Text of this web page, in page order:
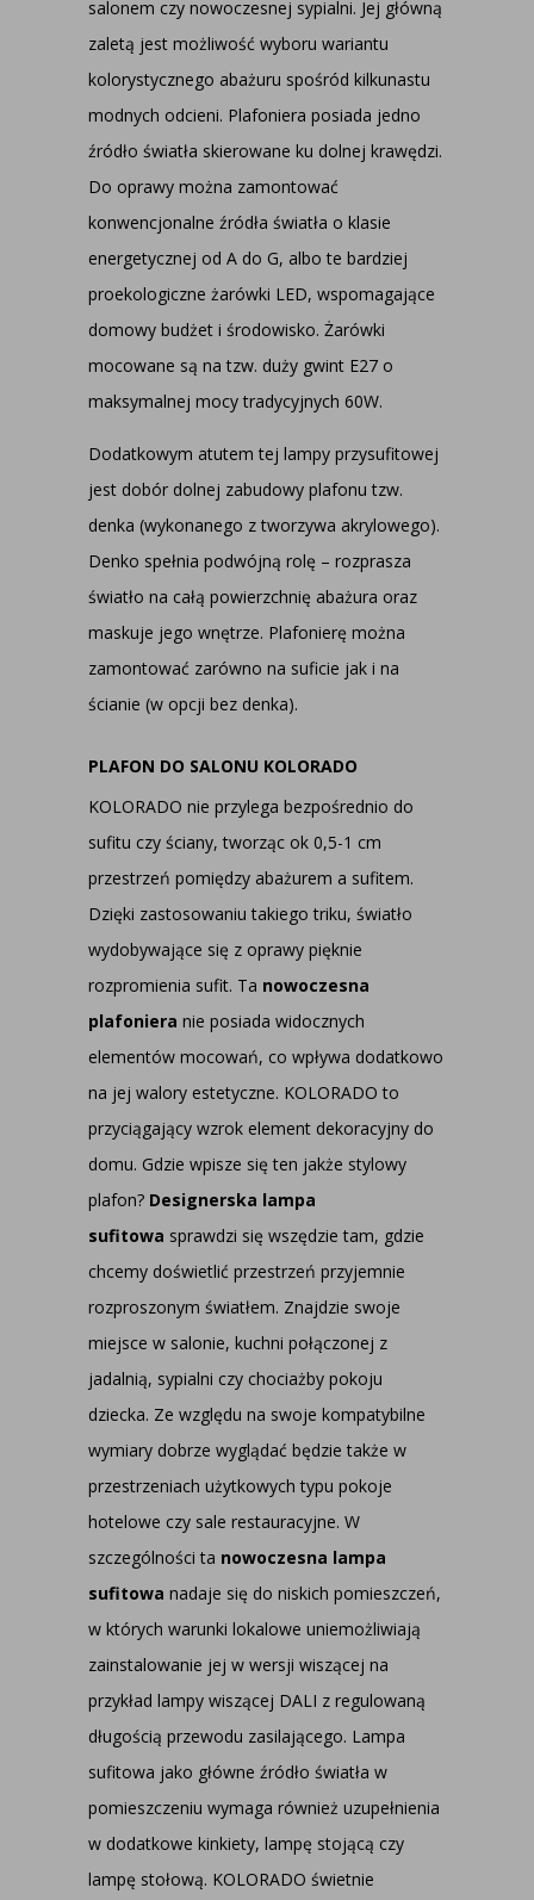
salonem czy nowoczesnej sypialni. Jej główną
zaletą jest możliwość wyboru wariantu
kolorystycznego abażuru spośród kilkunastu
modnych odcieni. Plafoniera posiada jedno
źródło światła skierowane ku dolnej krawędzi.
Do oprawy można zamontować
konwencjonalne źródła światła o klasie
energetycznej od A do G, albo te bardziej
proekologiczne żarówki LED, wspomagające
domowy budżet i środowisko. Żarówki
mocowane są na tzw. duży gwint E27 o
maksymalnej mocy tradycyjnych 60W.
Dodatkowym atutem tej lampy przysufitowej
jest dobór dolnej zabudowy plafonu tzw.
denka (wykonanego z tworzywa akrylowego).
Denko spełnia podwójną rolę – rozprasza
światło na całą powierzchnię abażura oraz
maskuje jego wnętrze. Plafonierę można
zamontować zarówno na suficie jak i na
ścianie (w opcji bez denka).
PLAFON DO SALONU KOLORADO
KOLORADO nie przylega bezpośrednio do
sufitu czy ściany, tworząc ok 0,5-1 cm
przestrzeń pomiędzy abażurem a sufitem.
Dzięki zastosowaniu takiego triku, światło
wydobywające się z oprawy pięknie
rozpromienia sufit. Ta nowoczesna
plafoniera nie posiada widocznych
elementów mocowań, co wpływa dodatkowo
na jej walory estetyczne. KOLORADO to
przyciągający wzrok element dekoracyjny do
domu. Gdzie wpisze się ten jakże stylowy
plafon? Designerska lampa
sufitowa sprawdzi się wszędzie tam, gdzie
chcemy doświetlić przestrzeń przyjemnie
rozproszonym światłem. Znajdzie swoje
miejsce w salonie, kuchni połączonej z
jadalnią, sypialni czy chociażby pokoju
dziecka. Ze względu na swoje kompatybilne
wymiary dobrze wyglądać będzie także w
przestrzeniach użytkowych typu pokoje
hotelowe czy sale restauracyjne. W
szczególności ta nowoczesna lampa
sufitowa nadaje się do niskich pomieszczeń,
w których warunki lokalowe uniemożliwiają
zainstalowanie jej w wersji wiszącej na
przykład lampy wiszącej DALI z regulowaną
długością przewodu zasilającego. Lampa
sufitowa jako główne źródło światła w
pomieszczeniu wymaga również uzupełnienia
w dodatkowe kinkiety, lampę stojącą czy
lampę stołową. KOLORADO świetnie